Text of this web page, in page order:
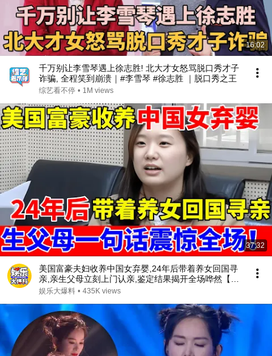
16:02
千万别让李雪琴遇上徐志胜! 北大才女怒骂脱口秀才子
诈骗, 全程笑到崩溃｜#李雪琴 #徐志胜 ｜脱口秀之王
综艺看不停 • 1M views
37:32
美国富豪夫妇收养中国女弃婴,24年后带着养女回国寻
亲,亲生父母立刻上门认亲,鉴定结果揭开全场哗然【人
间真情录】
娱乐大爆料 • 435K views